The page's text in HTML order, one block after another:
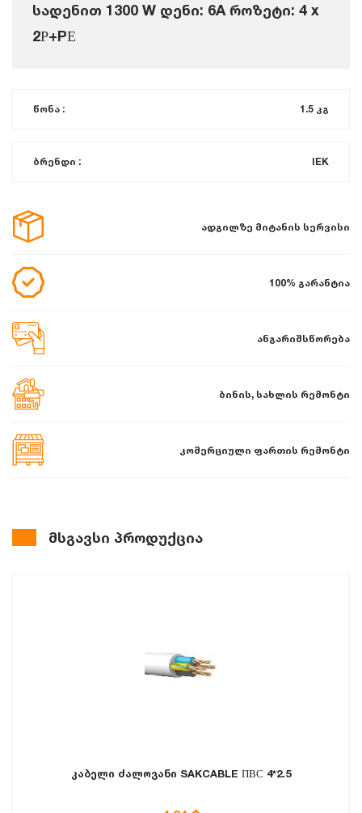
სადენით 1300 W დენი: 6A როზეტი: 4 x
2Р+PЕ
წონა : 1.5 კგ
ბრენდი : IEK
ადგილზე მიტანის სერვისი
100% გარანტია
ანგარიშსწორება
ბინის, სახლის რემონტი
კომერციული ფართის რემონტი
მსგავსი პროდუქცია
კაბელი ძალოვანი SAKCABLE ПВС 4*2.5